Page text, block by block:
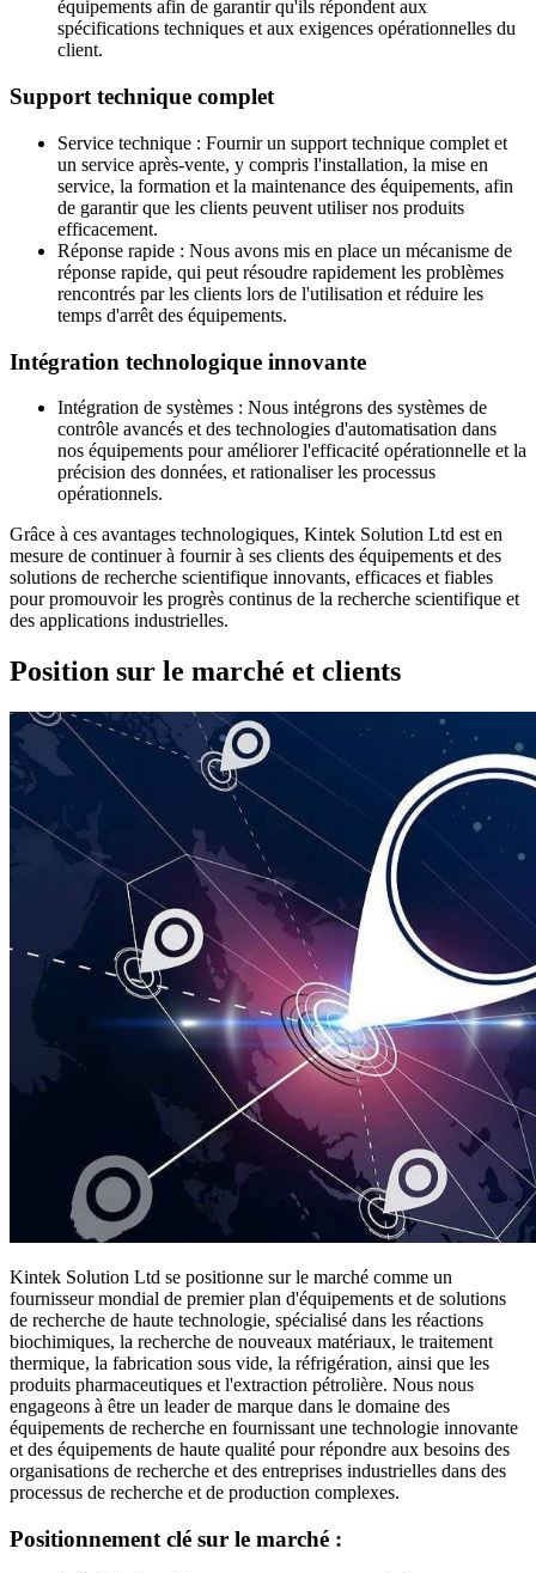
équipements afin de garantir qu'ils répondent aux
spécifications techniques et aux exigences opérationnelles du
client.
Support technique complet
Service technique : Fournir un support technique complet et
un service après-vente, y compris l'installation, la mise en
service, la formation et la maintenance des équipements, afin
de garantir que les clients peuvent utiliser nos produits
efficacement.
Réponse rapide : Nous avons mis en place un mécanisme de
réponse rapide, qui peut résoudre rapidement les problèmes
rencontrés par les clients lors de l'utilisation et réduire les
temps d'arrêt des équipements.
Intégration technologique innovante
Intégration de systèmes : Nous intégrons des systèmes de
contrôle avancés et des technologies d'automatisation dans
nos équipements pour améliorer l'efficacité opérationnelle et la
précision des données, et rationaliser les processus
opérationnels.
Grâce à ces avantages technologiques, Kintek Solution Ltd est en
mesure de continuer à fournir à ses clients des équipements et des
solutions de recherche scientifique innovants, efficaces et fiables
pour promouvoir les progrès continus de la recherche scientifique et
des applications industrielles.
Position sur le marché et clients
Kintek Solution Ltd se positionne sur le marché comme un
fournisseur mondial de premier plan d'équipements et de solutions
de recherche de haute technologie, spécialisé dans les réactions
biochimiques, la recherche de nouveaux matériaux, le traitement
thermique, la fabrication sous vide, la réfrigération, ainsi que les
produits pharmaceutiques et l'extraction pétrolière. Nous nous
engageons à être un leader de marque dans le domaine des
équipements de recherche en fournissant une technologie innovante
et des équipements de haute qualité pour répondre aux besoins des
organisations de recherche et des entreprises industrielles dans des
processus de recherche et de production complexes.
Positionnement clé sur le marché :